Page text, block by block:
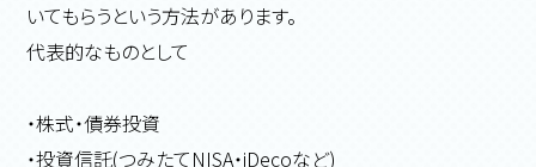
いてもらうという方法があります。
代表的なものとして
・株式・債券投資
・投資信託(つみたてNISA・iDecoなど)